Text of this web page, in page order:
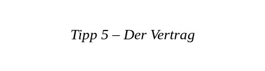
Tipp 5 – Der Vertrag